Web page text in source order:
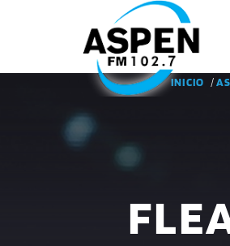
INICIO /